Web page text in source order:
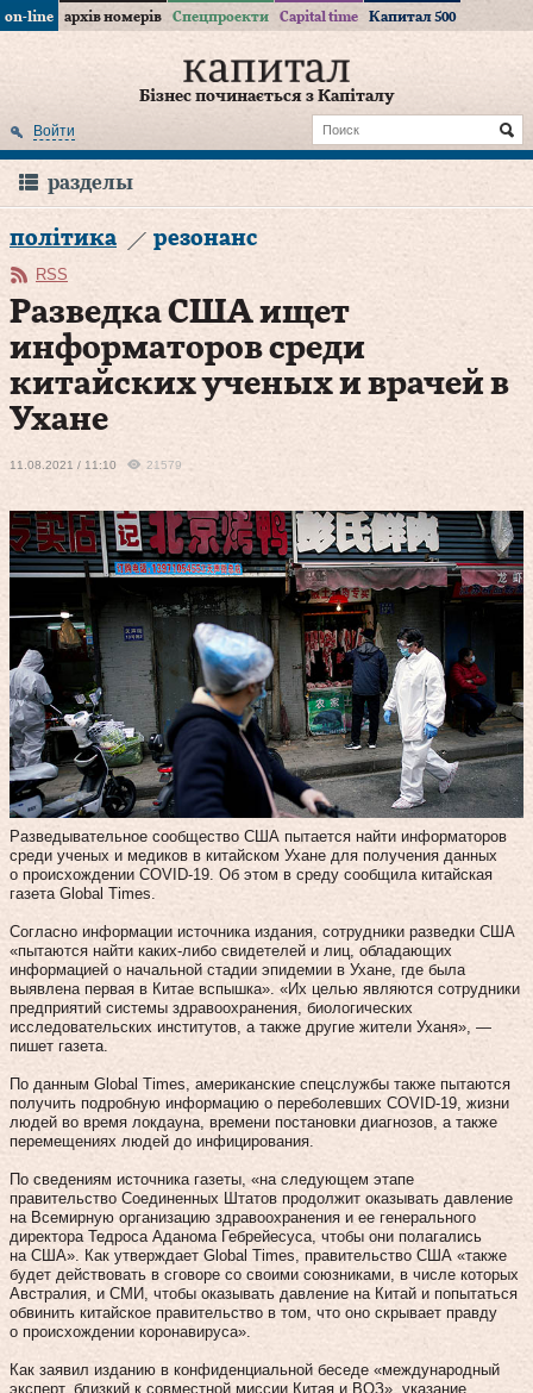
on-line архів номерів Спецпроекти Capital time Капитал 500
Бізнес починається з Капіталу
Войти
разделы
політика резонанс
RSS
Разведка США ищет
информаторов среди
китайских ученых и врачей в
Ухане
11.08.2021 / 11:10 21579
Разведывательное сообщество США пытается найти информаторов
среди ученых и медиков в китайском Ухане для получения данных
о происхождении COVID-19. Об этом в среду сообщила китайская
газета Global Times.
Согласно информации источника издания, сотрудники разведки США
«пытаются найти каких-либо свидетелей и лиц, обладающих
информацией о начальной стадии эпидемии в Ухане, где была
выявлена первая в Китае вспышка». «Их целью являются сотрудники
предприятий системы здравоохранения, биологических
исследовательских институтов, а также другие жители Уханя», —
пишет газета.
По данным Global Times, американские спецслужбы также пытаются
получить подробную информацию о переболевших COVID-19, жизни
людей во время локдауна, времени постановки диагнозов, а также
перемещениях людей до инфицирования.
По сведениям источника газеты, «на следующем этапе
правительство Соединенных Штатов продолжит оказывать давление
на Всемирную организацию здравоохранения и ее генерального
директора Тедроса Аданома Гебрейесуса, чтобы они полагались
на США». Как утверждает Global Times, правительство США «также
будет действовать в сговоре со своими союзниками, в числе которых
Австралия, и СМИ, чтобы оказывать давление на Китай и попытаться
обвинить китайское правительство в том, что оно скрывает правду
о происхождении коронавируса».
Как заявил изданию в конфиденциальной беседе «международный
эксперт, близкий к совместной миссии Китая и ВОЗ», указание